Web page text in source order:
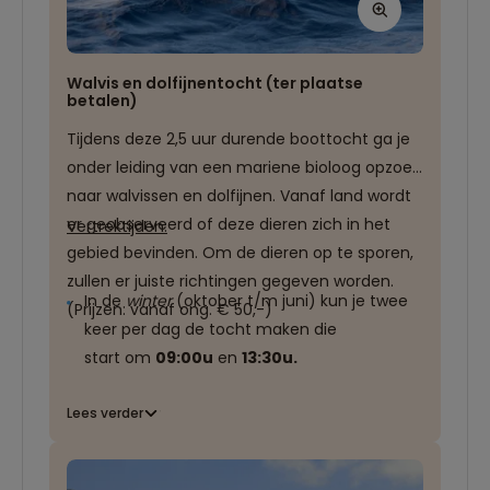
Walvis en dolfijnentocht (ter plaatse
betalen)
Tijdens deze 2,5 uur durende boottocht ga je
onder leiding van een mariene bioloog opzoek
naar walvissen en dolfijnen. Vanaf land wordt
er geobserveerd of deze dieren zich in het
gebied bevinden. Om de dieren op te sporen,
zullen er juiste richtingen gegeven worden.
(Prijzen: vanaf ong. € 50,-)
Vertrektijden:
In de winter(oktober t/m juni) kun je twee
keer per dag de tocht maken die
start om 09:00u en 13:30u.
tocht maken die start om08:45u,13:30u
Lees verder